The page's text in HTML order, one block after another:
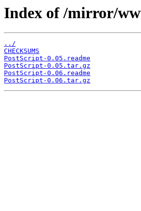
Index of /mirror/
../
CHECKSUMS
PostScript-0.05.readme
PostScript-0.05.tar.gz
PostScript-0.06.readme
PostScript-0.06.tar.gz